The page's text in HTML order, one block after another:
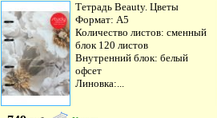
Тетрадь Beauty. Цветы
Формат: А5
Количество листов: сменный
блок 120 листов
Внутренний блок: белый
офсет
Линовка:...